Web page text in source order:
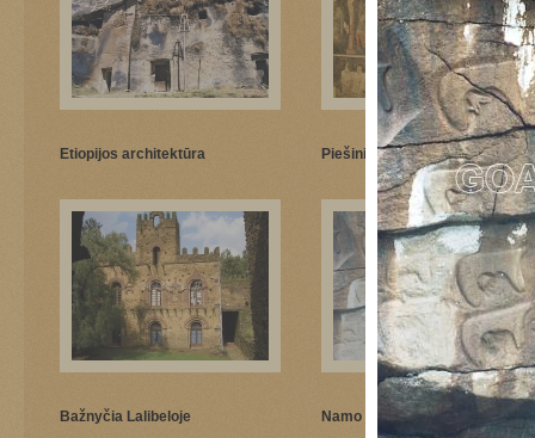
Etiopijos architektūra Piešiniai oloje
Bažnyčia Lalibeloje Namo puošyba